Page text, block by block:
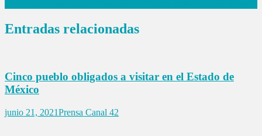
Entradas relacionadas
Cinco pueblo obligados a visitar en el Estado de
México
junio 21, 2021Prensa Canal 42